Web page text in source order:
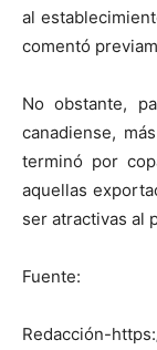
al
comentó
No obstante,
canadiense,
terminó por
aquellas
ser atractivas al
Fuente:
Redacción-